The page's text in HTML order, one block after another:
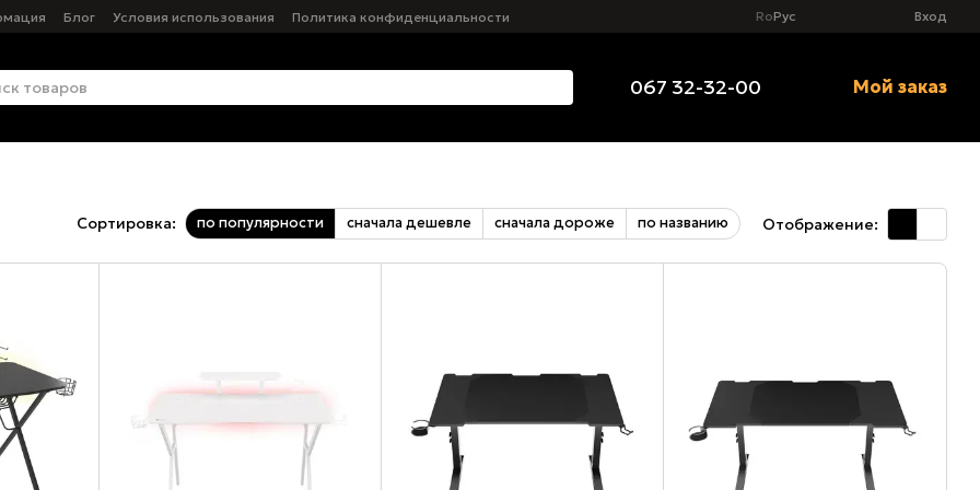
Блог Условия использования
Политика конфиденциальности
RoРус Вход
067 32-32-00 Мой заказ
Сортировка: по популярности сначала дешевле сначала дороже по названию Отображение: